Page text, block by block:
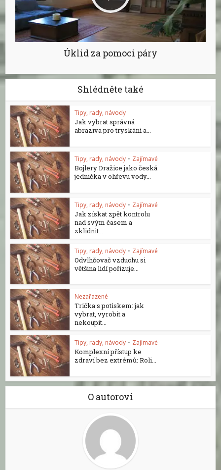
Úklid za pomoci páry
Shlédněte také
Tipy, rady, návody
Jak vybrat správná
abraziva pro tryskání a...
Tipy, rady, návody • Zajímavé
Bojlery Dražice jako česká
jednička v ohřevu vody...
Tipy, rady, návody • Zajímavé
Jak získat zpět kontrolu
nad svým časem a
zklidnit...
Tipy, rady, návody • Zajímavé
Odvlhčovač vzduchu si
většina lidí pořizuje...
Nezařazené
Trička s potiskem: jak
vybrat, vyrobit a
nekoupit...
Tipy, rady, návody • Zajímavé
Komplexní přístup ke
zdraví bez extrémů: Roli...
O autorovi